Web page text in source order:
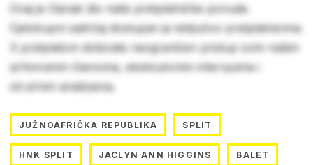
Ovaj je članak dio naše pretplatničke ponude.
Cjelokupni sadržaj dostupan je isključivo pretplatnicima.
S pretplatom dobivate neograničen pristup svim našim
arhiviranim člancima, ekskluzivnim intervjuima i
stručnim analizama.
JUŽNOAFRIČKA REPUBLIKA SPLIT
HNK SPLIT JACLYN ANN HIGGINS BALET